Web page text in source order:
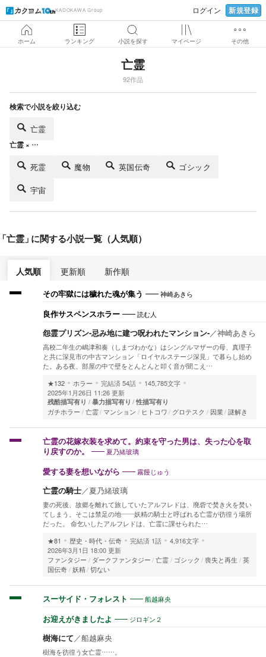
KADOKAWA Group ログイン 新規登録
ホーム ランキング 小説を探す マイページ その他
亡霊
92作品
検索で小説を絞り込む
亡霊
亡霊 × …
死霊 魔物 英国伝奇 ゴシック
宇宙
亡霊 」に関する小説一覧（人気順）
人気順 更新順 新作順
その牢獄には穢れた魂が集う 神崎あきら
良作サスペンスホラー 読む人
怨霊プリズン-忌み地に建つ呪われたマンション-／神崎あきら
高校二年生の嶋津和奏（しまづわかな）はシングルマザーの母、真理子
と共に深見市の中古マンション「ロイヤルステージ深見」で暮らし始め
た。ある夜、部屋の中で壁をとんとんと叩く音が聞こえ…
★132
ホラー 完結済54話
145,785文字
2025年1月26日 11:26 更新
残酷描写有り 暴力描写有り 性描写有り
ガチホラー 亡霊 マンション ヒトコワ グロテスク 因業 謎解き
亡霊の花嫁衣装を求めて。約束を守った男は、失った心を取
り戻すのか。
夏乃緒玻璃
愛する妻を想いながら 霧饅じゅう
亡霊の騎士／夏乃緒玻璃
妻の死後、故郷を離れて旅していたアルフレドは、廃砦で焚き火を焚い
てしまう。そこは禁足の地――妖精の騎士と呼ばれる亡霊が彷徨う場所
だった。 命乞いしたアルフレドは、亡霊に課せられた…
★81
歴史・時代・伝奇 完結済 1話
4,916文字
2026年3月1日 18:00 更新
ファンタジー
ダークファンタジー 亡霊 ゴシック 喪失と再生
英
国伝奇 妖精 切ない
スーサイド・フォレスト 船越麻央
お迎えがきましたよ ジロギン２
樹海にて／船越麻央
樹海を彷徨う女亡霊……。